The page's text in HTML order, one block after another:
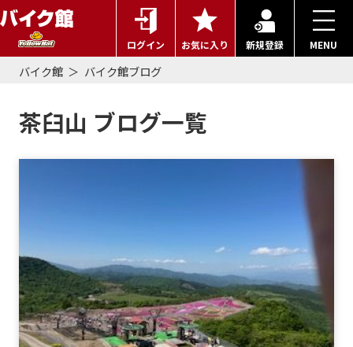
ログイン お気に入り 新規登録 MENU
バイク館 バイク館ブログ
茶臼山 ブログ一覧